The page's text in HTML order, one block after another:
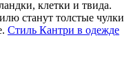
клетки и твида.
станут толстые чулки
Стиль Кантри в одежде